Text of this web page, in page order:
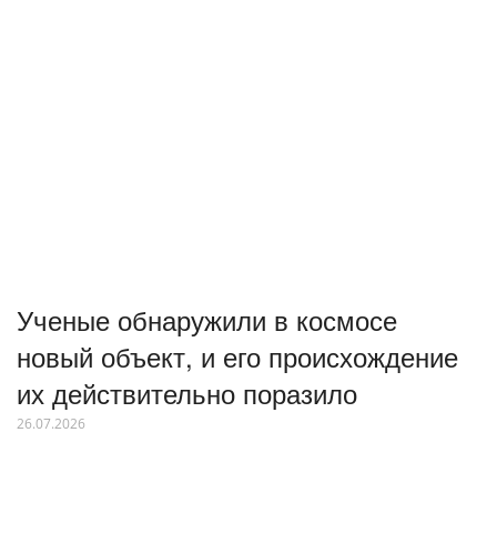
Ученые обнаружили в космосе
новый объект, и его происхождение
их действительно поразило
26.07.2026